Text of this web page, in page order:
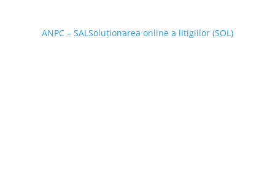
ANPC – SAL Soluționarea online a litigiilor (SOL)